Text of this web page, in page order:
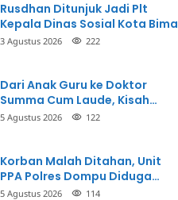
Rusdhan Ditunjuk Jadi Plt
Kepala Dinas Sosial Kota Bima
3 Agustus 2026 222
Dari Anak Guru ke Doktor
Summa Cum Laude, Kisah
Taman Firdaus Menginspirasi
5 Agustus 2026 122
Korban Malah Ditahan, Unit
PPA Polres Dompu Diduga
Balikkan Fakta Kasus
5 Agustus 2026 114